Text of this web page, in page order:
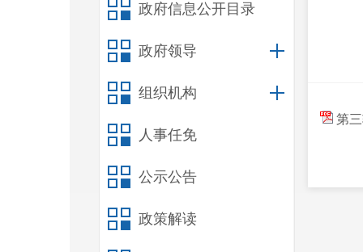
政府信息公开目录
政府领导
组织机构
人事任免
公示公告
政策解读
第